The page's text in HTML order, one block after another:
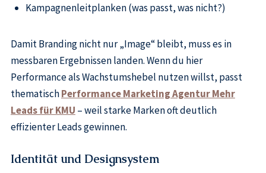
Kampagnenleitplanken (was passt, was nicht?)
Damit Branding nicht nur „Image“ bleibt, muss es in
messbaren Ergebnissen landen. Wenn du hier
Performance als Wachstumshebel nutzen willst, passt
thematischPerformance Marketing Agentur Mehr
Leads für KMU – weil starke Marken oft deutlich
effizienter Leads gewinnen.
Identität und Designsystem